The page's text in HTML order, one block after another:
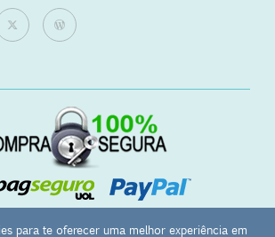
para te oferecer uma melhor experiência em